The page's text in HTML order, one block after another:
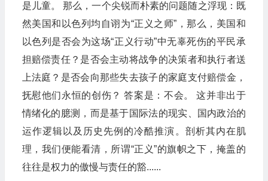
是儿童。 那么，一个尖锐而朴素的问题随之浮现：既
然美国和以色列均自诩为“正义之师”，那么，美国和
以色列是否会为这场“正义行动”中无辜死伤的平民承
担赔偿责任？是否会主动将战争的决策者和执行者送
上法庭？是否会向那些失去孩子的家庭支付赔偿金，
抚慰他们永恒的创伤？ 答案是：不会。 这并非出于
情绪化的臆测，而是基于国际法的现实、国内政治的
运作逻辑以及历史先例的冷酷推演。剖析其内在肌
理，我们便能看清，所谓“正义”的旗帜之下，掩盖的
往往是权力的傲慢与责任的豁......